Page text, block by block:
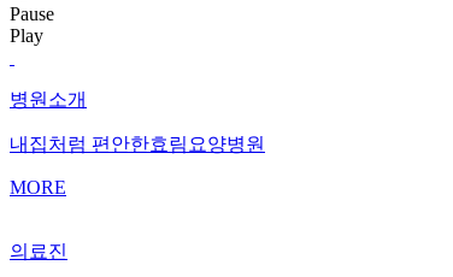
Pause
Play
병원소개
내집처럼 편안한효림요양병원
MORE
의료진